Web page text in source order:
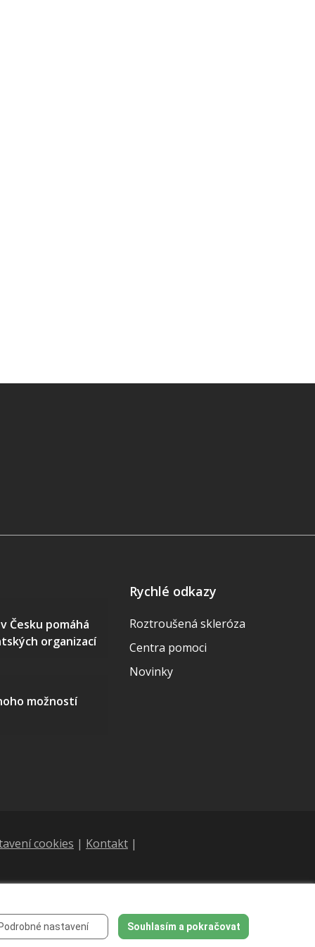
Česku pomáhá
organizací
možností
Rychlé odkazy
Roztroušená skleróza
Centra pomoci
Novinky
cookies | Kontakt |
Podrobné nastavení Souhlasím a pokračovat